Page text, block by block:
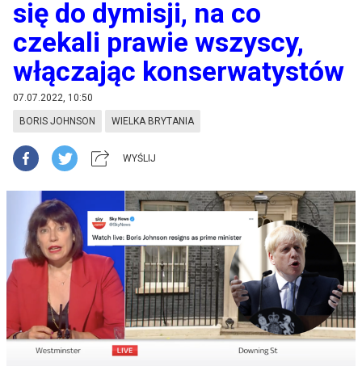
się do dymisji, na co
czekali prawie wszyscy,
włączając konserwatystów
07.07.2022, 10:50
BORIS JOHNSON WIELKA BRYTANIA
WYŚLIJ